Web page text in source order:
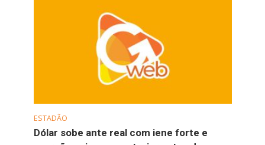
ESTADÃO
Dólar sobe ante real com iene forte e